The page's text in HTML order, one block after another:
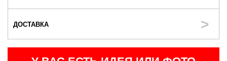
ДОСТАВКА